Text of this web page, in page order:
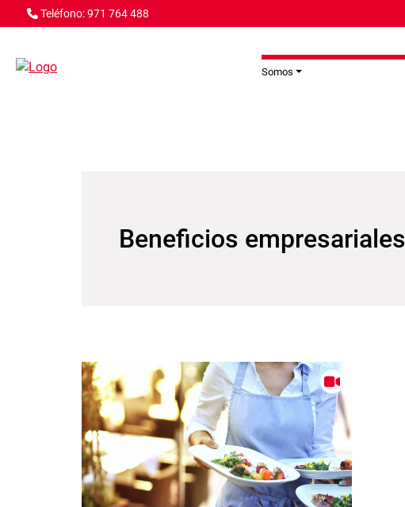
Pasar al contenido principal
Teléfono: 971 764 488
Somos
Beneficios empresariales